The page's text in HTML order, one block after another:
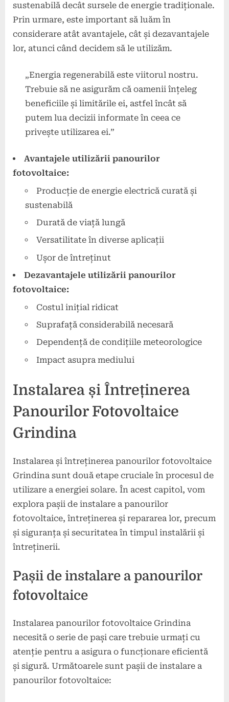
sustenabilă decât sursele de energie tradiționale.
Prin urmare, este important să luăm în
considerare atât avantajele, cât și dezavantajele
lor, atunci când decidem să le utilizăm.
„Energia regenerabilă este viitorul nostru.
Trebuie să ne asigurăm că oamenii înțeleg
beneficiile și limitările ei, astfel încât să
putem lua decizii informate în ceea ce
privește utilizarea ei.”
Avantajele utilizării panourilor
fotovoltaice:
Producție de energie electrică curată și
sustenabilă
Durată de viață lungă
Versatilitate în diverse aplicații
Ușor de întreținut
Dezavantajele utilizării panourilor
fotovoltaice:
Costul inițial ridicat
Suprafață considerabilă necesară
Dependență de condițiile meteorologice
Impact asupra mediului
Instalarea și Întreținerea
Panourilor Fotovoltaice
Grindina
Instalarea și întreținerea panourilor fotovoltaice
Grindina sunt două etape cruciale în procesul de
utilizare a energiei solare. În acest capitol, vom
explora pașii de instalare a panourilor
fotovoltaice, întreținerea și repararea lor, precum
și siguranța și securitatea în timpul instalării și
întreținerii.
Pașii de instalare a panourilor
fotovoltaice
Instalarea panourilor fotovoltaice Grindina
necesită o serie de pași care trebuie urmați cu
atenție pentru a asigura o funcționare eficientă
și sigură. Următoarele sunt pașii de instalare a
panourilor fotovoltaice: